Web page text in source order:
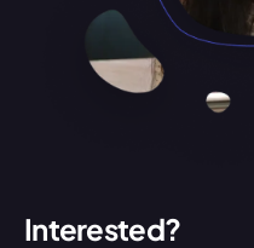
Interested?